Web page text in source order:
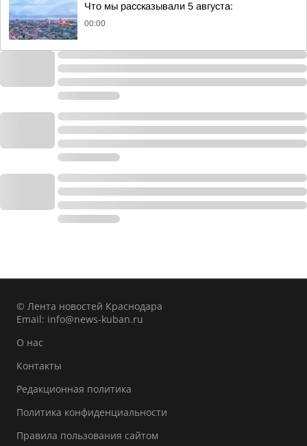
Что мы рассказывали 5 августа:
00:00
© Лента новостей Краснодара
Email: info@news-kuban.ru
О нас
Контакты
Редакционная политика
Политика конфиденциальности
Правила пользования сайтом